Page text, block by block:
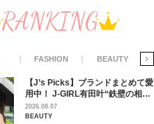
RANKING
FASHION BEAUTY
【J’s Picks】ブランドまとめて愛
用中！ J-GIRL有田叶“鉄壁の相
棒”〈ビューティ＆ファッション
夏の必需品〉
2026.08.07
BEAUTY